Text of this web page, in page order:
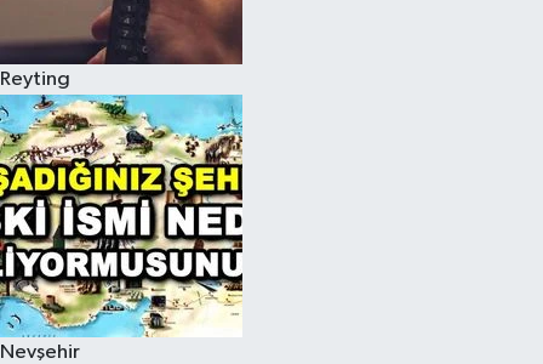
Reyting
Nevşehir